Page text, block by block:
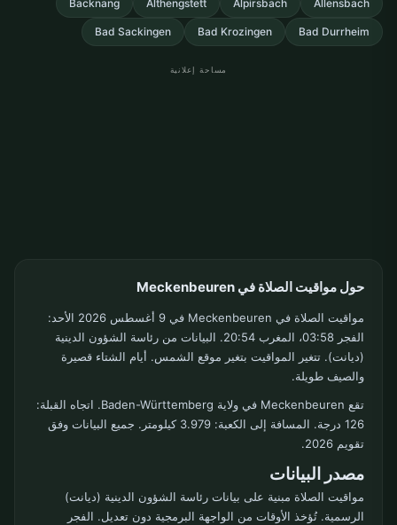
Allensbach
Alpirsbach
Althengstett
Backnang
Bad Durrheim
Bad Krozingen
Bad Sackingen
مساحة إعلانية
حول مواقيت الصلاة في Meckenbeuren
مواقيت الصلاة في Meckenbeuren في 9 أغسطس 2026 الأحد:
الفجر 03:58، المغرب 20:54. البيانات من رئاسة الشؤون الدينية
(ديانت). تتغير المواقيت بتغير موقع الشمس. أيام الشتاء قصيرة
والصيف طويلة.
تقع Meckenbeuren في ولاية Baden-Württemberg. اتجاه القبلة:
126 درجة. المسافة إلى الكعبة: 3.979 كيلومتر. جميع البيانات وفق
تقويم 2026.
مصدر البيانات
مواقيت الصلاة مبنية على بيانات رئاسة الشؤون الدينية (ديانت)
الرسمية. تُؤخذ الأوقات من الواجهة البرمجية دون تعديل. الفجر